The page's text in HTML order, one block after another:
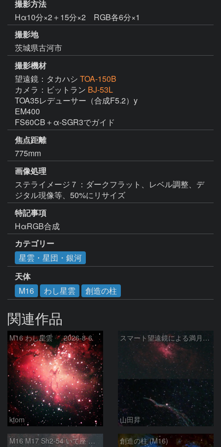
撮影方法
Hα10分×2＋15分×2 RGB各6分×1
撮影地
茨城県古河市
撮影機材
望遠鏡：タカハシ TOA-150B
カメラ：ビットラン BJ-53L
TOA35レデューサー（合成F5.2）y
EM400
FS60CB＋α‐SGR3でガイド
焦点距離
775mm
画像処理
ステライメージ７：ダークフラット、レベル調整、デ
ジタル現像等、50%にリサイズ
特記事項
HαRGB合成
カテゴリー
星雲・星団・銀河
天体
M16
わし星雲 創造の柱
関連作品
M16 わし星雲 2026-8-6
ktom
スマート望遠鏡による満月下の星雲（M16,NGC6960）
山田昇
M16 M17 Sh2-54 いて座 へび座 創造の柱 (M16)